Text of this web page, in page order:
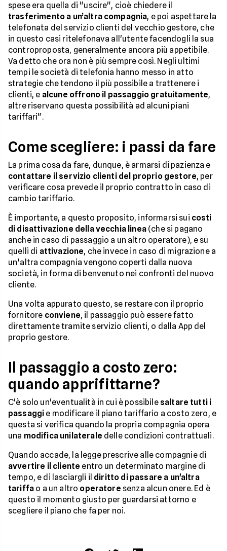
spese era quella di "uscire", cioè chiedere il
trasferimento a un’altra compagnia, e poi aspettare la
telefonata del servizio clienti del vecchio gestore, che
in questo casi ritelefonava all'utente facendogli la sua
controproposta, generalmente ancora più appetibile.
Va detto che ora non è più sempre così. Negli ultimi
tempi le società di telefonia hanno messo in atto
strategie che tendono il più possibile a trattenere i
clienti, e alcune offrono il passaggio gratuitamente,
altre riservano questa possibilità ad alcuni piani
tariffari".
Come scegliere: i passi da fare
La prima cosa da fare, dunque, è armarsi di pazienza e
contattare il servizio clienti del proprio gestore, per
verificare cosa prevede il proprio contratto in caso di
cambio tariffario.
È importante, a questo proposito, informarsi sui costi
di disattivazione della vecchia linea(che si pagano
anche in caso di passaggio a un altro operatore), e su
quelli di attivazione, che invece in caso di migrazione a
un’altra compagnia vengono coperti dalla nuova
società, in forma di benvenuto nei confronti del nuovo
cliente.
Una volta appurato questo, se restare con il proprio
fornitore conviene, il passaggio può essere fatto
direttamente tramite servizio clienti, o dalla App del
proprio gestore.
Il passaggio a costo zero:
quando apprifittarne?
C'è solo un'eventualità in cui è possibile saltare tutti i
passaggi e modificare il piano tariffario a costo zero, e
questa si verifica quando la propria compagnia opera
una modifica unilaterale delle condizioni contrattuali.
Quando accade, la legge prescrive alle compagnie di
avvertire il cliente entro un determinato margine di
tempo, e di lasciargli il diritto di passare a un'altra
tariffa o a un altro operatore senza alcun onere. Ed è
questo il momento giusto per guardarsi attorno e
scegliere il piano che fa per noi.